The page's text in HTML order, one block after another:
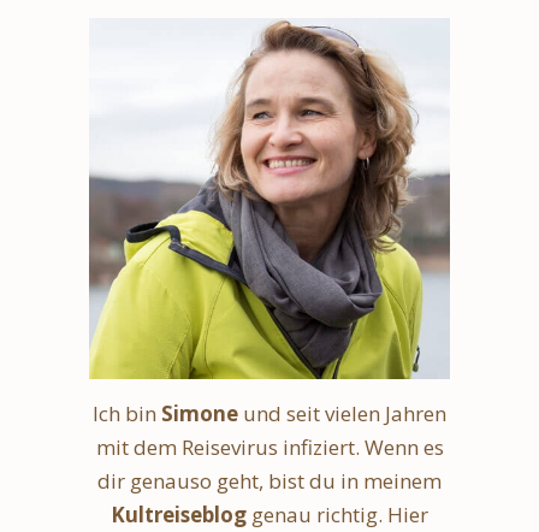
Ich bin Simone und seit vielen Jahren
mit dem Reisevirus infiziert. Wenn es
dir genauso geht, bist du in meinem
Kultreiseblog genau richtig. Hier